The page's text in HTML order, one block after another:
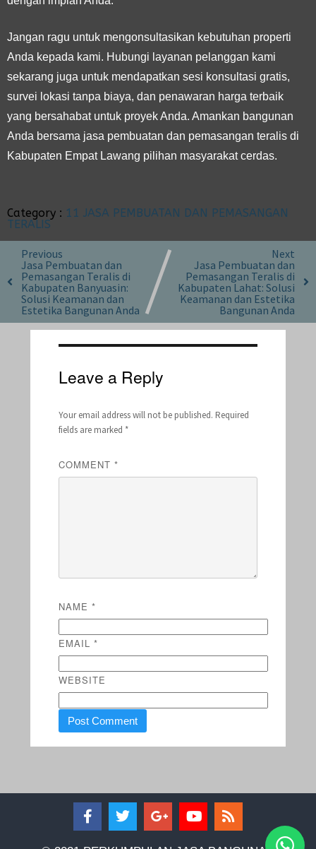
Jangan ragu untuk mengonsultasikan kebutuhan properti
Anda kepada kami. Hubungi layanan pelanggan kami
sekarang juga untuk mendapatkan sesi konsultasi gratis,
survei lokasi tanpa biaya, dan penawaran harga terbaik
yang bersahabat untuk proyek Anda. Amankan bangunan
Anda bersama jasa pembuatan dan pemasangan teralis di
Kabupaten Empat Lawang pilihan masyarakat cerdas.
Category : 11 JASA PEMBUATAN DAN PEMASANGAN
TERALIS
Previous
Jasa Pembuatan dan
Pemasangan Teralis di
Kabupaten Banyuasin:
Solusi Keamanan dan
Estetika Bangunan Anda
Next
Jasa Pembuatan dan
Pemasangan Teralis di
Kabupaten Lahat: Solusi
Keamanan dan Estetika
Bangunan Anda
Leave a Reply
Your email address will not be published. Required
fields are marked *
COMMENT *
NAME *
EMAIL *
WEBSITE